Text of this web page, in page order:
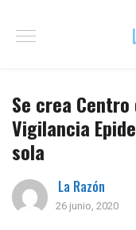
Se crea
Vigilancia
sola
La Razón
26 junio, 2020